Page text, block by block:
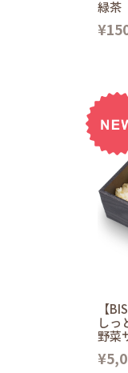
緑茶
【
しっ
野菜